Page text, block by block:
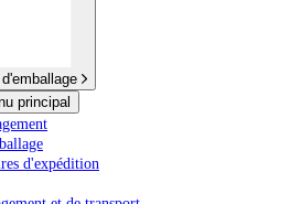
principal
d'expédition